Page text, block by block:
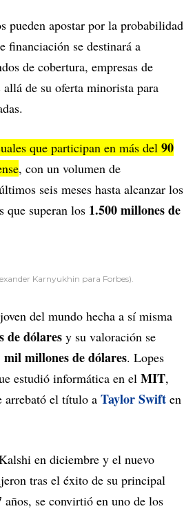
pueden apostar por la probabilidad
financiación se destinará a
de cobertura, empresas de
de su oferta minorista para
que participan en más del 90
, con un volumen de
seis meses hasta alcanzar los
que superan los 1.500 millones de
Karnyukhin para Forbes).
del mundo hecha a sí misma
de dólares y su valoración se
mil millones de dólares. Lopes
estudió informática en el MIT,
arrebató el título a Taylor Swift en
en diciembre y el nuevo
tras el éxito de su principal
años, se convirtió en uno de los